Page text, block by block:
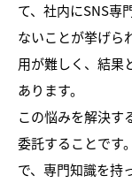
て、社内にSNS専
ないことが挙げら
用が難しく、結果
あります。
この悩みを解決す
委託することです
で、専門知識を持